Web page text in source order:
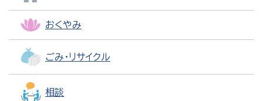
おくやみ
ごみ・リサイクル
相談